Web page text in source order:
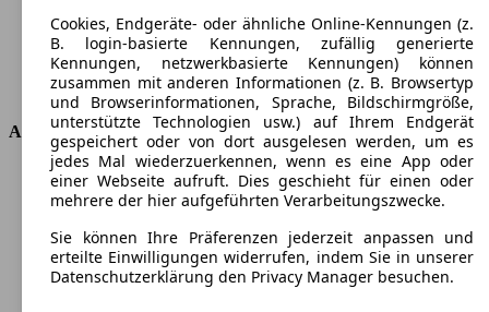
Kraftstoff
Diesel
Zylinder
4
Getriebe
Schaltgetriebe
Antriebsart
Vorderradantrieb
Abmessungen
Länge
4633 mm
Höhe
1831 mm
Radstand
-
Maximalgewicht
-
Cookies, Endgeräte- oder ähnliche Online-Kennungen (z.
B. login-basierte Kennungen, zufällig generierte
Kennungen, netzwerkbasierte Kennungen) können
zusammen mit anderen Informationen (z. B. Browsertyp
und Browserinformationen, Sprache, Bildschirmgröße,
unterstützte Technologien usw.) auf Ihrem Endgerät
gespeichert oder von dort ausgelesen werden, um es
jedes Mal wiederzuerkennen, wenn es eine App oder
einer Webseite aufruft. Dies geschieht für einen oder
mehrere der hier aufgeführten Verarbeitungszwecke.
Sie können Ihre Präferenzen jederzeit anpassen und
erteilte Einwilligungen widerrufen, indem Sie in unserer
Datenschutzerklärung den Privacy Manager besuchen.